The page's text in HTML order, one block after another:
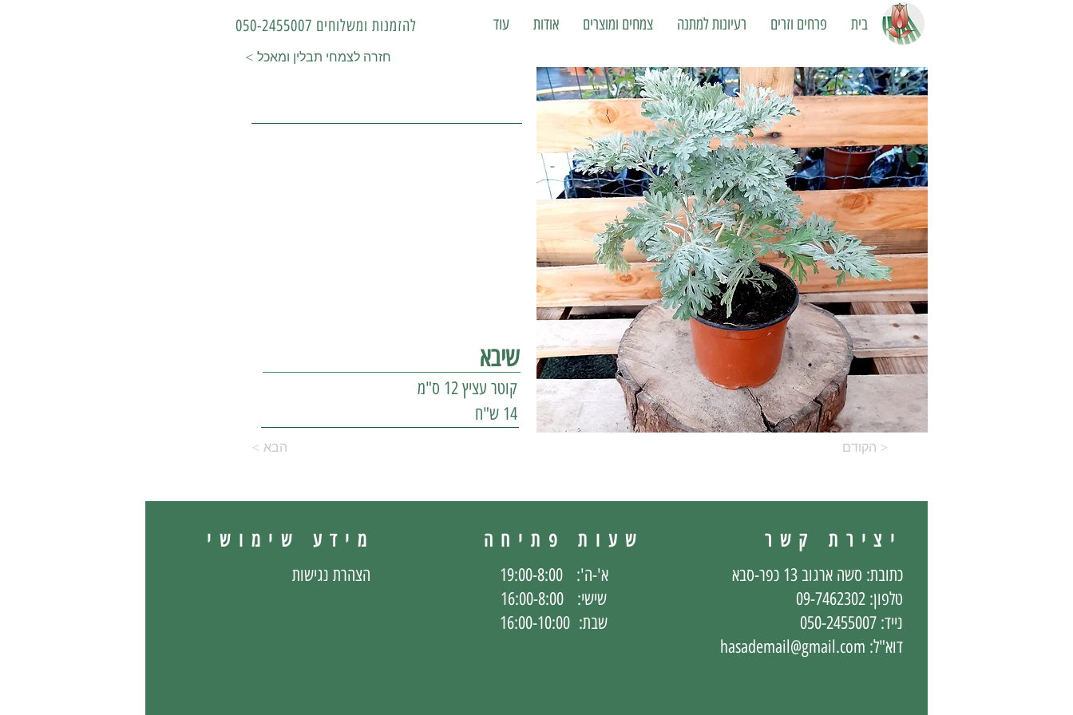
להזמנות ומשלוחים 050-2455007 בית פרחים וזרים רעיונות למתנה צמחים ומוצרים אודות עוד
שיבא
קוטר עציץ 12 ס"מ
14 ש"ח
< חזרה לצמחי תבלין ומאכל
< הבא הקודם >
מידע שימושי
הצהרת נגישות
שעות פתיחה
א'-ה': 19:00-8:00
שישי: 16:00-8:00
שבת: 16:00-10:00
יצירת קשר
כתובת: סשה ארגוב 13 כפר-סבא
טלפון: 09-7462302
נייד: 050-2455007
דוא"ל: hasademail@gmail.com